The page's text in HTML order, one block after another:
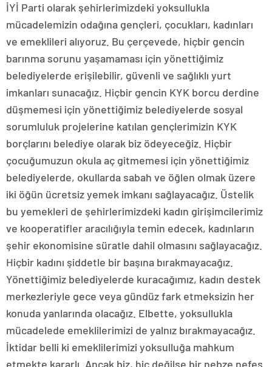
İYİ Parti olarak şehirlerimizdeki yoksullukla
mücadelemizin odağına gençleri, çocukları, kadınları
ve emeklileri alıyoruz. Bu çerçevede, hiçbir gencin
barınma sorunu yaşamaması için yönettiğimiz
belediyelerde erişilebilir, güvenli ve sağlıklı yurt
imkanları sunacağız. Hiçbir gencin KYK borcu derdine
düşmemesi için yönettiğimiz belediyelerde sosyal
sorumluluk projelerine katılan gençlerimizin KYK
borçlarını belediye olarak biz ödeyeceğiz. Hiçbir
çocuğumuzun okula aç gitmemesi için yönettiğimiz
belediyelerde, okullarda sabah ve öğlen olmak üzere
iki öğün ücretsiz yemek imkanı sağlayacağız. Üstelik
bu yemekleri de şehirlerimizdeki kadın girişimcilerimiz
ve kooperatifler aracılığıyla temin edecek, kadınların
şehir ekonomisine süratle dahil olmasını sağlayacağız.
Hiçbir kadını şiddetle bir başına bırakmayacağız.
Yönettiğimiz belediyelerde kuracağımız, kadın destek
merkezleriyle gece veya gündüz fark etmeksizin her
konuda yanlarında olacağız. Elbette, yoksullukla
mücadelede emeklilerimizi de yalnız bırakmayacağız.
İktidar belli ki emeklilerimizi yoksulluğa mahkum
etmekte kararlı. Ancak biz, hiç değilse bir nebze nefes